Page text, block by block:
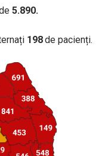
5.890.
198de pacienți.